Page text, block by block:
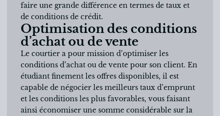
faire une grande différence en termes de taux et
de conditions de crédit.
Optimisation des conditions
d’achat ou de vente
Le courtier a pour mission d’optimiser les
conditions d’achat ou de vente pour son client. En
étudiant finement les offres disponibles, il est
capable de négocier les meilleurs taux d’emprunt
et les conditions les plus favorables, vous faisant
ainsi économiser une somme considérable sur la